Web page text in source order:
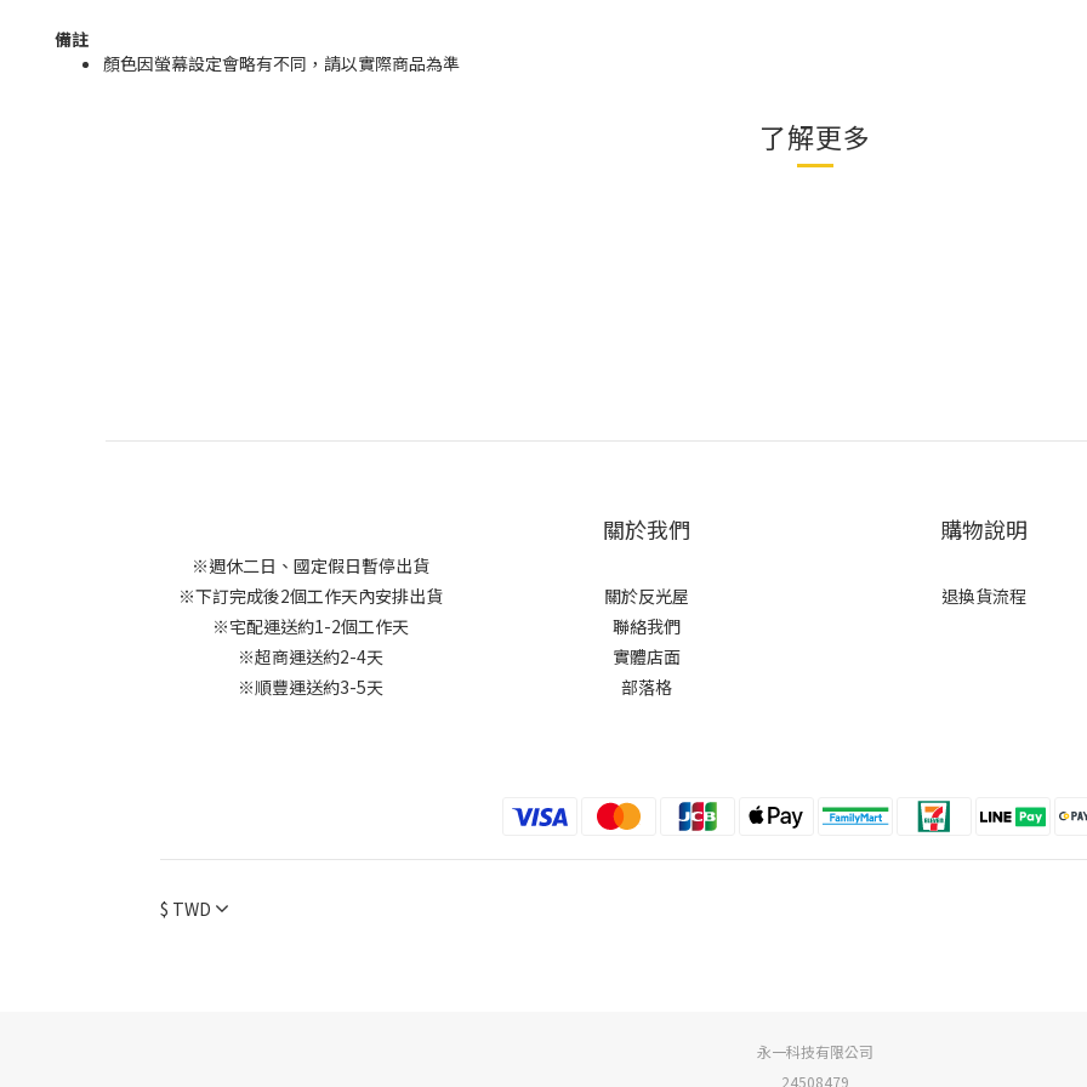
備註
顏色因螢幕設定會略有不同，請以實際商品為準
了解更多
※週休二日、國定假日暫停出貨
※下訂完成後2個工作天內安排出貨
※宅配運送約1-2個工作天
※超商運送約2-4天
※順豐運送約3-5天
關於我們
關於反光屋
聯絡我們
實體店面
部落格
購物說明
退換貨流程
$ TWD
永一科技有限公司
24508479